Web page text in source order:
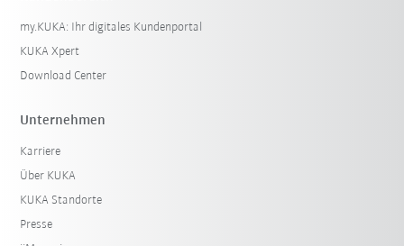
my.KUKA: Ihr digitales Kundenportal
KUKA Xpert
Download Center
Unternehmen
Karriere
Über KUKA
KUKA Standorte
Presse